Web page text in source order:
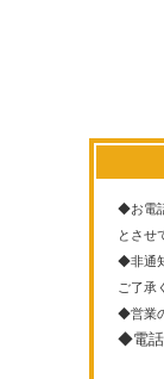
◆お電
とさせ
◆非通
ご了承
◆営業
◆電